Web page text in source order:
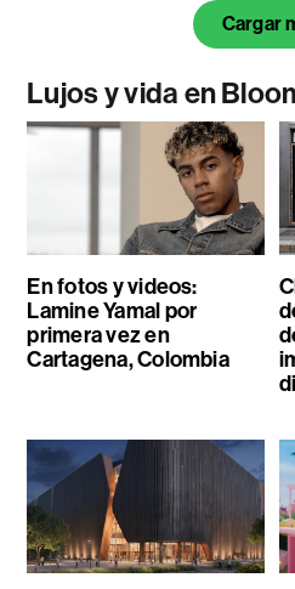
Cargar
Lujos y vida en
En fotos y videos:
Lamine Yamal por
primera vez en
Cartagena, Colombia